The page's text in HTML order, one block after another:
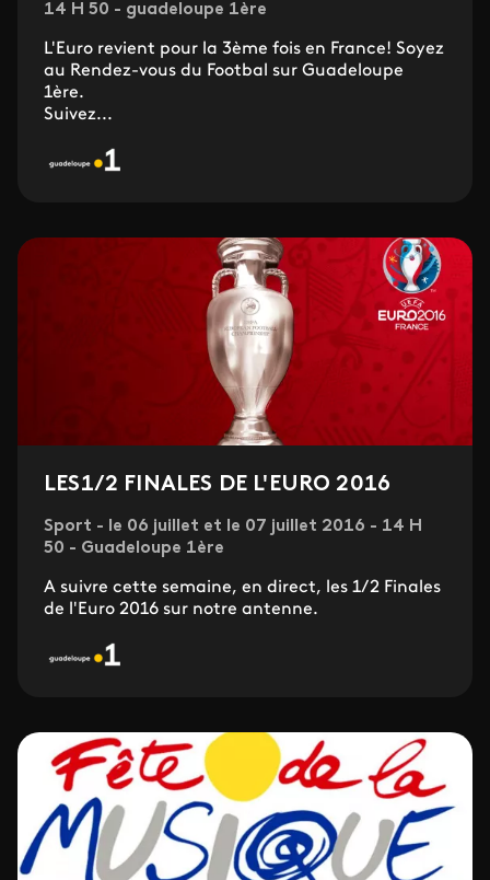
14 H 50 - guadeloupe 1ère
L'Euro revient pour la 3ème fois en France! Soyez
au Rendez-vous du Footbal sur Guadeloupe
1ère.
Suivez...
LES1/2 FINALES DE L'EURO 2016
Sport - le 06 juillet et le 07 juillet 2016 - 14 H
50 - Guadeloupe 1ère
A suivre cette semaine, en direct, les 1/2 Finales
de l'Euro 2016 sur notre antenne.